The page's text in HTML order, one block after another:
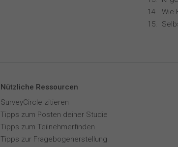
Nützliche Ressourcen
SurveyCircle zitieren
Tipps zum Posten deiner Studie
Tipps zum Teilnehmerfinden
Tipps zur Fragebogenerstellung